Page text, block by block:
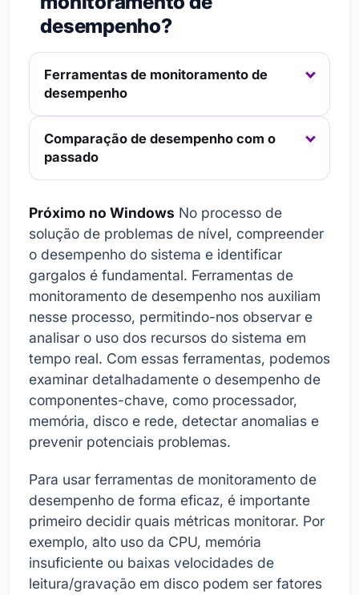
desempenho?
Ferramentas de monitoramento de
desempenho
Comparação de desempenho com o
passado
Próximo no Windows No processo de
solução de problemas de nível, compreender
o desempenho do sistema e identificar
gargalos é fundamental. Ferramentas de
monitoramento de desempenho nos auxiliam
nesse processo, permitindo-nos observar e
analisar o uso dos recursos do sistema em
tempo real. Com essas ferramentas, podemos
examinar detalhadamente o desempenho de
componentes-chave, como processador,
memória, disco e rede, detectar anomalias e
prevenir potenciais problemas.
Para usar ferramentas de monitoramento de
desempenho de forma eficaz, é importante
primeiro decidir quais métricas monitorar. Por
exemplo, alto uso da CPU, memória
insuficiente ou baixas velocidades de
leitura/gravação em disco podem ser fatores